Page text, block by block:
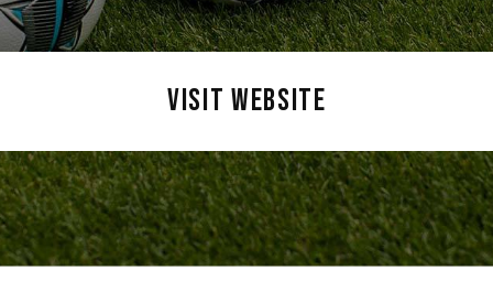
VISIT WEBSITE